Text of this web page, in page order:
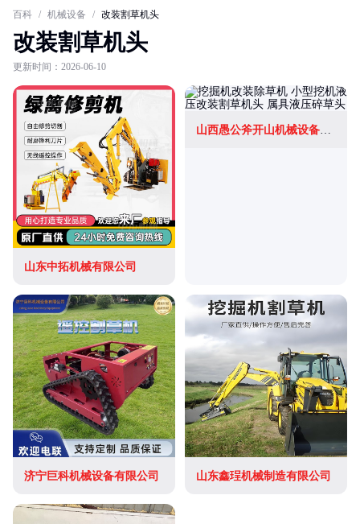
百科 / 机械设备 / 改装割草机头
改装割草机头
更新时间：2026-06-10
山东中拓机械有限公司
山西愚公斧开山机械设备制造有限公司
济宁巨科机械设备有限公司 山东鑫珵机械制造有限公司